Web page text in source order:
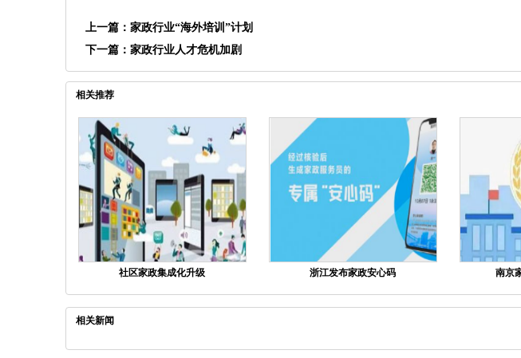
上一篇： 家政行业“海外培训”计划
下一篇： 家政行业人才危机加剧
相关推荐
社区家政集成化升级 浙江发布家政安心码 南京
相关新闻